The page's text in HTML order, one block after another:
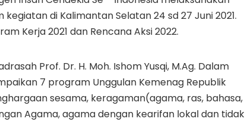
di Kalimantan Selatan 24 sd 27 Juni 2021.
Kerja 2021 dan Rencana Aksi 2022.
Prof. Dr. H. Moh. Ishom Yusqi, M.Ag. Dalam
7 program Unggulan Kemenag Republik
sesama, keragaman(agama, ras, bahasa,
Agama, agama dengan kearifan lokal dan tidak